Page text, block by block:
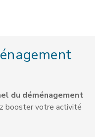
du déménagement
booster votre activité